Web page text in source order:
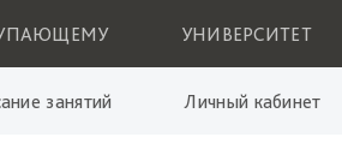
УНИВЕРСИТЕТ
занятий Личный кабинет